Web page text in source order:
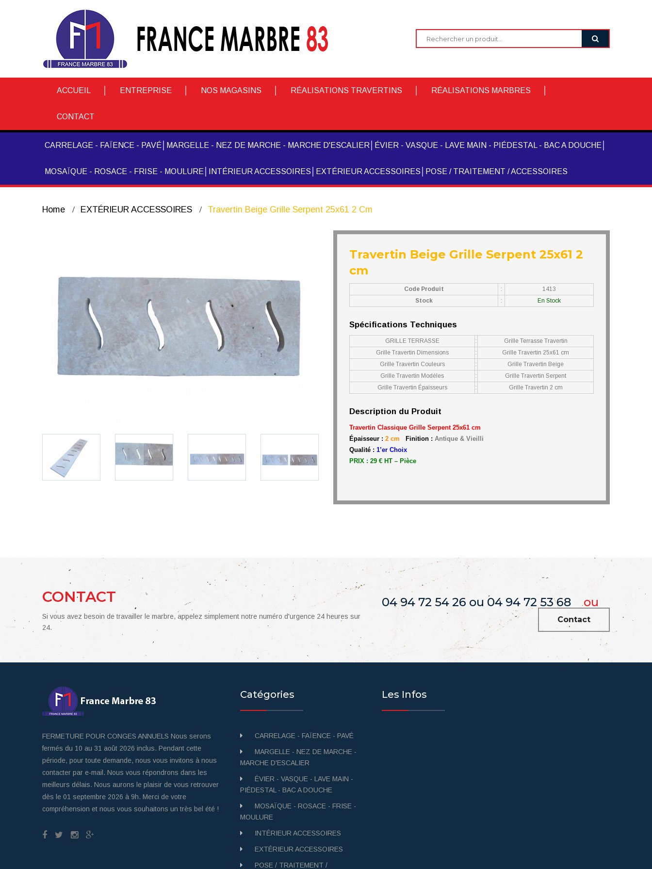
ACCUEIL ENTREPRISE NOS MAGASINS RÉALISATIONS TRAVERTINS RÉALISATIONS MARBRES
CONTACT
CARRELAGE - FAÏENCE - PAVÉ MARGELLE - NEZ DE MARCHE - MARCHE D'ESCALIER ÉVIER - VASQUE - LAVE MAIN - PIÉDESTAL - BAC A DOUCHE
MOSAÏQUE - ROSACE - FRISE - MOULURE INTÉRIEUR ACCESSOIRES EXTÉRIEUR ACCESSOIRES POSE / TRAITEMENT / ACCESSOIRES
Home EXTÉRIEUR ACCESSOIRES Travertin Beige Grille Serpent 25x61 2 Cm
Travertin Beige Grille Serpent 25x61 2
cm
Code Produit :
1413
Stock
: En Stock
Spécifications Techniques
GRILLE TERRASSE :
Grille Terrasse Travertin
Grille Travertin Dimensions
:
Grille Travertin 25x61 cm
Grille Travertin Couleurs
:
Grille Travertin Beige
Grille Travertin Modèles
:
Grille Travertin Serpent
Grille Travertin Épaisseurs
: Grille Travertin 2 cm
Description du Produit
Travertin Classique Grille Serpent 25x61 cm
Épaisseur : 2 cm Finition : Antique & Vieilli
Qualité : 1’er Choix
PRIX : 29 € HT – Pièce
CONTACT
Si vous avez besoin de travailler le marbre, appelez simplement notre numéro d'urgence 24 heures sur
24.
04 94 72 54 26 ou 04 94 72 53 68 ou
Contact
FERMETURE POUR CONGES ANNUELS Nous serons
fermés du 10 au 31 août 2026 inclus. Pendant cette
période, pour toute demande, nous vous invitons à nous
contacter par e-mail. Nous vous répondrons dans les
meilleurs délais. Nous aurons le plaisir de vous retrouver
dès le 01 septembre 2026 à 9h. Merci de votre
compréhension et nous vous souhaitons un très bel été !
Catégories
CARRELAGE - FAÏENCE - PAVÉ
MARGELLE - NEZ DE MARCHE -
MARCHE D'ESCALIER
ÉVIER - VASQUE - LAVE MAIN -
PIÉDESTAL - BAC A DOUCHE
MOSAÏQUE - ROSACE - FRISE -
MOULURE
INTÉRIEUR ACCESSOIRES
EXTÉRIEUR ACCESSOIRES
POSE / TRAITEMENT /
Les Infos